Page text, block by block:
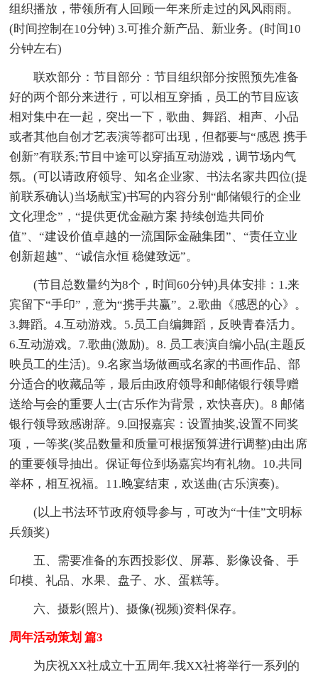
组织播放，带领所有人回顾一年来所走过的风风雨雨。
(时间控制在10分钟) 3.可推介新产品、新业务。(时间10
分钟左右)
联欢部分：节目部分：节目组织部分按照预先准备
好的两个部分来进行，可以相互穿插，员工的节目应该
相对集中在一起，突出一下，歌曲、舞蹈、相声、小品
或者其他自创才艺表演等都可出现，但都要与“感恩 携手
创新”有联系;节目中途可以穿插互动游戏，调节场内气
氛。(可以请政府领导、知名企业家、书法名家共四位(提
前联系确认)当场献宝)书写的内容分别“邮储银行的企业
文化理念”，“提供更优金融方案 持续创造共同价
值”、“建设价值卓越的一流国际金融集团”、“责任立业
创新超越”、“诚信永恒 稳健致远”。
(节目总数量约为8个，时间60分钟)具体安排：1.来
宾留下“手印”，意为“携手共赢”。2.歌曲《感恩的心》。
3.舞蹈。4.互动游戏。5.员工自编舞蹈，反映青春活力。
6.互动游戏。7.歌曲(激励)。8. 员工表演自编小品(主题反
映员工的生活)。9.名家当场做画或名家的书画作品、部
分适合的收藏品等，最后由政府领导和邮储银行领导赠
送给与会的重要人士(古乐作为背景，欢快喜庆)。8 邮储
银行领导致感谢辞。9.回报嘉宾：设置抽奖,设置不同奖
项，一等奖(奖品数量和质量可根据预算进行调整)由出席
的重要领导抽出。保证每位到场嘉宾均有礼物。10.共同
举杯，相互祝福。11.晚宴结束，欢送曲(古乐演奏)。
(以上书法环节政府领导参与，可改为“十佳”文明标
兵颁奖)
五、需要准备的东西投影仪、屏幕、影像设备、手
印模、礼品、水果、盘子、水、蛋糕等。
六、摄影(照片)、摄像(视频)资料保存。
周年活动策划 篇3
为庆祝XX社成立十五周年.我XX社将举行一系列的